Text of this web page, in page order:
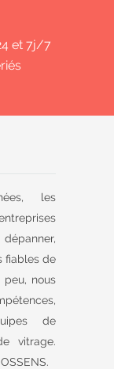
et 7j/7
les
fiables de
nous
de
vitrage.